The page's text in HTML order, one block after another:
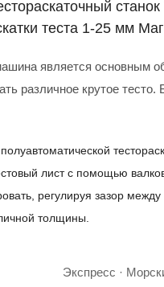
теста 1-25 мм
является основным
различное крутое
лист с помощью
регулируя зазор
толщины.
Экспресс ·